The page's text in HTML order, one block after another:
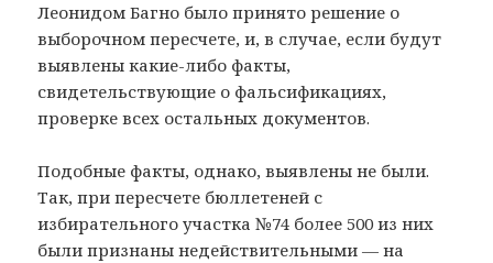
Леонидом Багно было принято решение о
выборочном пересчете, и, в случае, если будут
выявлены какие-либо факты,
свидетельствующие о фальсификациях,
проверке всех остальных документов.
Подобные факты, однако, выявлены не были.
Так, при пересчете бюллетеней с
избирательного участка №74 более 500 из них
были признаны недействительными — на